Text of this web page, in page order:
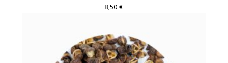
8,50€